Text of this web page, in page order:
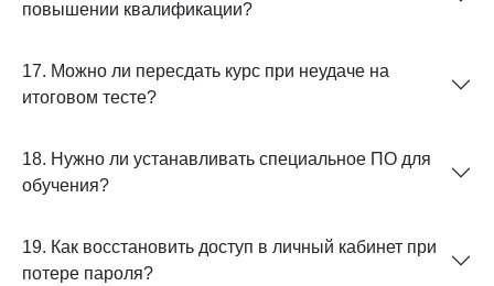
повышении квалификации?
17. Можно ли пересдать курс при неудаче на
итоговом тесте?
18. Нужно ли устанавливать специальное ПО для
обучения?
19. Как восстановить доступ в личный кабинет при
потере пароля?